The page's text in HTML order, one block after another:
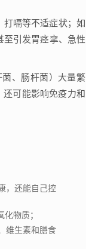
打嗝等不适症状；如
至引发胃痉挛、急性
、肠杆菌）大量繁
可能影响免疫力和
，还能自己控
物质；
维生素和膳食